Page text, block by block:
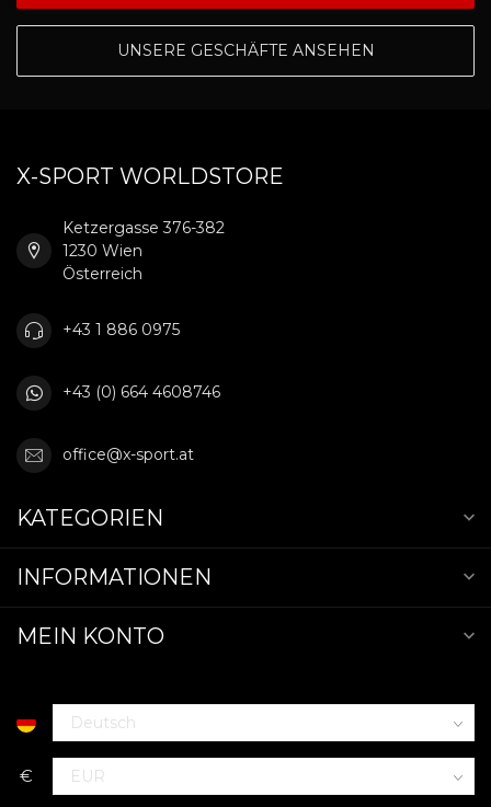
UNSERE GESCHÄFTE ANSEHEN
X-SPORT WORLDSTORE
Ketzergasse 376-382
1230 Wien
Österreich
+43 1 886 0975
+43 (0) 664 4608746
office@x-sport.at
KATEGORIEN
INFORMATIONEN
MEIN KONTO
€